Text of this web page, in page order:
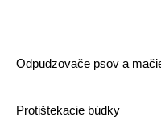
Odpudzovače psov a
Protištekacie búdky